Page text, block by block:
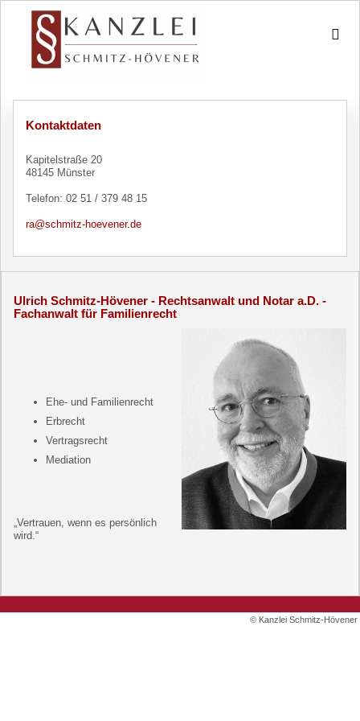
Kontaktdaten
Kapitelstraße 20
48145 Münster
Telefon: 02 51 / 379 48 15
ra@schmitz-hoevener.de
Ulrich Schmitz-Hövener - Rechtsanwalt und Notar a.D. -
Fachanwalt für Familienrecht
Ehe- und Familienrecht
Erbrecht
Vertragsrecht
Mediation
„Vertrauen, wenn es persönlich
wird.“
© Kanzlei Schmitz-Hövener